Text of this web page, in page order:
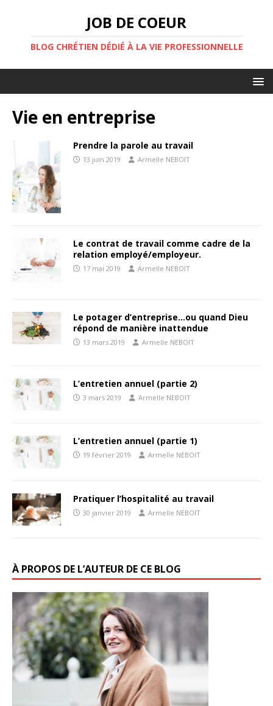
JOB DE COEUR
BLOG CHRÉTIEN DÉDIÉ À LA VIE PROFESSIONNELLE
Vie en entreprise
Prendre la parole au travail
13 juin 2019 Armelle NEBOIT
Le contrat de travail comme cadre de la
relation employé/employeur.
17 mai 2019 Armelle NEBOIT
Le potager d’entreprise…ou quand Dieu
répond de manière inattendue
13 mars 2019 Armelle NEBOIT
L’entretien annuel (partie 2)
3 mars 2019 Armelle NEBOIT
L’entretien annuel (partie 1)
19 février 2019 Armelle NEBOIT
Pratiquer l’hospitalité au travail
30 janvier 2019 Armelle NEBOIT
À PROPOS DE L’AUTEUR DE CE BLOG